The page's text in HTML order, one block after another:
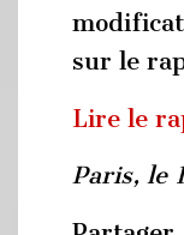
sur le
Lire le
Paris, le